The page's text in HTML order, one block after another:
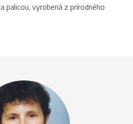
palicou, vyrobená z prírodného